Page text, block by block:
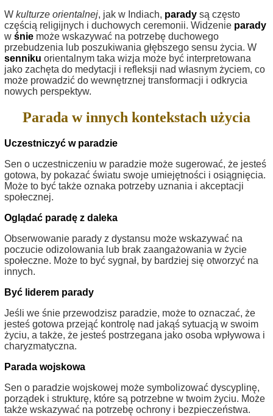
W kulturze orientalnej, jak w Indiach, parady są często
częścią religijnych i duchowych ceremonii. Widzenie parady
w śnie może wskazywać na potrzebę duchowego
przebudzenia lub poszukiwania głębszego sensu życia. W
senniku orientalnym taka wizja może być interpretowana
jako zachęta do medytacji i refleksji nad własnym życiem, co
może prowadzić do wewnętrznej transformacji i odkrycia
nowych perspektyw.
Parada w innych kontekstach użycia
Uczestniczyć w paradzie
Sen o uczestniczeniu w paradzie może sugerować, że jesteś
gotowa, by pokazać światu swoje umiejętności i osiągnięcia.
Może to być także oznaka potrzeby uznania i akceptacji
społecznej.
Oglądać paradę z daleka
Obserwowanie parady z dystansu może wskazywać na
poczucie odizolowania lub brak zaangażowania w życie
społeczne. Może to być sygnał, by bardziej się otworzyć na
innych.
Być liderem parady
Jeśli we śnie przewodzisz paradzie, może to oznaczać, że
jesteś gotowa przejąć kontrolę nad jakąś sytuacją w swoim
życiu, a także, że jesteś postrzegana jako osoba wpływowa i
charyzmatyczna.
Parada wojskowa
Sen o paradzie wojskowej może symbolizować dyscyplinę,
porządek i strukturę, które są potrzebne w twoim życiu. Może
także wskazywać na potrzebę ochrony i bezpieczeństwa.